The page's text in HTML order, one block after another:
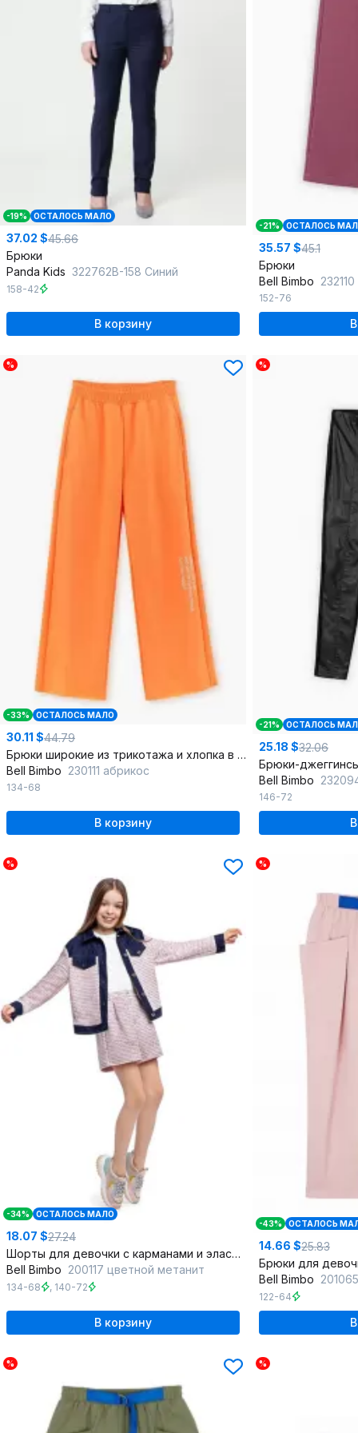
-19% ОСТАЛОСЬ МАЛО
37.02 $45.66
Брюки
Panda Kids 322762B-158 Синий
158-42
В корзину
-21% ОСТАЛОСЬ
35.57 $45.1
Брюки
Bell Bimbo
152-76
%
-33% ОСТАЛОСЬ МАЛО
30.11 $44.79
Брюки широкие из трикотажа и хлопка в ярком цвете
Bell Bimbo 230111 абрикос
134-68
В корзину
%
-21% ОСТАЛОСЬ
25.18 $32.06
Bell Bimbo
146-72
%
-34% ОСТАЛОСЬ МАЛО
18.07 $27.24
Шорты для девочки с карманами и эластичным поясом
Bell Bimbo 200117 цветной метанит
134-68 , 140-72
В корзину
%
-43% ОСТАЛОСЬ
14.66 $25.83
Bell Bimbo
122-64
% %